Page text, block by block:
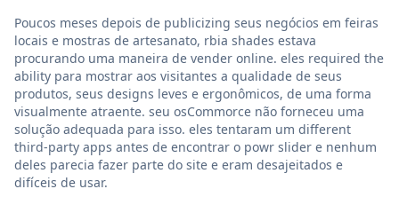
Poucos meses depois de publicizing seus negócios em feiras
locais e mostras de artesanato, rbia shades estava
procurando uma maneira de vender online. eles required the
ability para mostrar aos visitantes a qualidade de seus
produtos, seus designs leves e ergonômicos, de uma forma
visualmente atraente. seu osCommorce não forneceu uma
solução adequada para isso. eles tentaram um different
third-party apps antes de encontrar o powr slider e nenhum
deles parecia fazer parte do site e eram desajeitados e
difíceis de usar.